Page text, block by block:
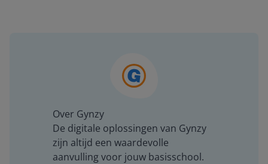
Over Gynzy
De digitale oplossingen van Gynzy
zijn altijd een waardevolle
aanvulling voor jouw basisschool.